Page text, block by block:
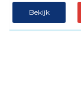
Bekijk